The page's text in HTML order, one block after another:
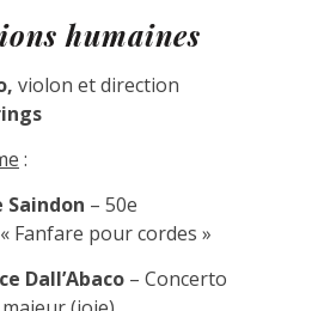
humaines
violon et direction
:
– 50e
Fanfare pour cordes »
Dall’Abaco – Concerto